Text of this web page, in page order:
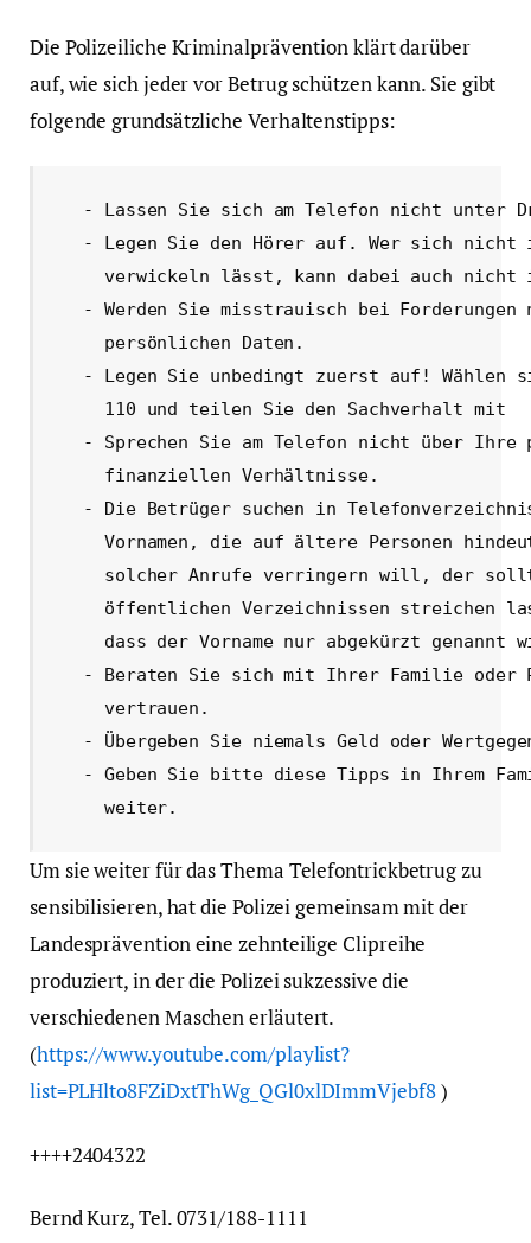
Die Polizeiliche Kriminalprävention klärt darüber
auf, wie sich jeder vor Betrug schützen kann. Sie gibt
folgende grundsätzliche Verhaltenstipps:
- Lassen Sie sich am Telefon nicht unter
- Legen Sie den Hörer auf. Wer sich
verwickeln lässt, kann dabei auch nicht
- Werden Sie misstrauisch bei
     persönlichen Daten.
- Legen Sie unbedingt zuerst auf! Wählen
     110 und teilen Sie den Sachverhalt mit
- Sprechen Sie am Telefon nicht über
     finanziellen Verhältnisse.
- Die Betrüger suchen in
Vornamen, die auf ältere Personen
solcher Anrufe verringern will, der
öffentlichen Verzeichnissen streichen
dass der Vorname nur abgekürzt genannt
- Beraten Sie sich mit Ihrer Familie
     vertrauen.
- Übergeben Sie niemals Geld oder
- Geben Sie bitte diese Tipps in Ihrem
     weiter.
Um sie weiter für das Thema Telefontrickbetrug zu
sensibilisieren, hat die Polizei gemeinsam mit der
Landesprävention eine zehnteilige Clipreihe
produziert, in der die Polizei sukzessive die
verschiedenen Maschen erläutert.
(https://www.youtube.com/playlist?
list=PLHlto8FZiDxtThWg_QGl0xlDImmVjebf8)
++++2404322
Bernd Kurz, Tel. 0731/188-1111